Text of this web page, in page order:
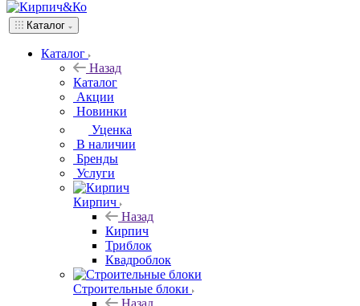
Каталог
Каталог
Назад
Каталог
Акции
Новинки
Уценка
В наличии
Бренды
Услуги
Кирпич
Назад
Кирпич
Триблок
Квадроблок
Строительные блоки
Назад